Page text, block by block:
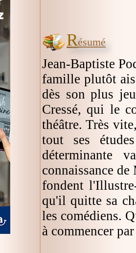
Résumé
Jean-Baptiste
famille plutôt
dès son plus
Cressé, qui le
théâtre. Très
tout ses
déterminante
connaissance
fondent
qu'il quitte sa
les comédiens.
à commencer